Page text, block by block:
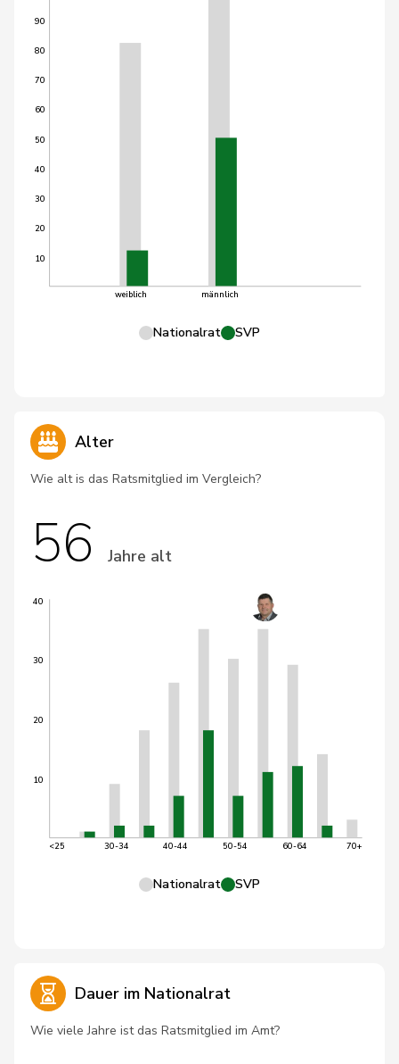
10
20
30
40
50
60
70
80
90
weiblich männlich
Nationalrat SVP
Alter
Wie alt is das Ratsmitglied im Vergleich?
56 Jahre alt
10
20
30
40
<25 30-34 40-44 50-54 60-64 70+
Nationalrat SVP
Dauer im Nationalrat
Wie viele Jahre ist das Ratsmitglied im Amt?